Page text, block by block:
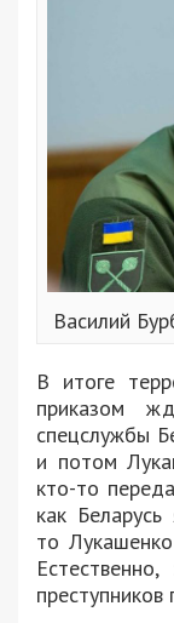
Василий
В итоге
приказом
спецслужбы
и потом
кто-то
как
то
преступников